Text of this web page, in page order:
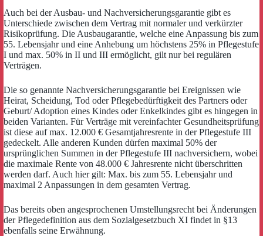
Auch bei der Ausbau- und Nachversicherungsgarantie gibt es
Unterschiede zwischen dem Vertrag mit normaler und verkürzter
Risikoprüfung. Die Ausbaugarantie, welche eine Anpassung bis zum
55. Lebensjahr und eine Anhebung um höchstens 25% in Pflegestufe
I und max. 50% in II und III ermöglicht, gilt nur bei regulären
Verträgen.
Die so genannte Nachversicherungsgarantie bei Ereignissen wie
Heirat, Scheidung, Tod oder Pflegebedürftigkeit des Partners oder
Geburt/ Adoption eines Kindes oder Enkelkindes gibt es hingegen in
beiden Varianten. Für Verträge mit vereinfachter Gesundheitsprüfung
ist diese auf max. 12.000 € Gesamtjahresrente in der Pflegestufe III
gedeckelt. Alle anderen Kunden dürfen maximal 50% der
ursprünglichen Summen in der Pflegestufe III nachversichern, wobei
die maximale Rente von 48.000 € Jahresrente nicht überschritten
werden darf. Auch hier gilt: Max. bis zum 55. Lebensjahr und
maximal 2 Anpassungen in dem gesamten Vertrag.
Das bereits oben angesprochenen Umstellungsrecht bei Änderungen
der Pflegedefinition aus dem Sozialgesetzbuch XI findet in §13
ebenfalls seine Erwähnung.